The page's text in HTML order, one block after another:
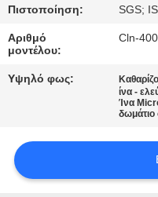
ΥΠΟΘΈΣΕΙΣ
ΜΙΑ
ΠΡΟΣΦΟΡΆ
SITEMAP
Πιστοποίηση: SGS;
Αριθμό
μοντέλου:
Cln-
Υψηλό φως:
ίνα -
Ίνα
δωμάτιο